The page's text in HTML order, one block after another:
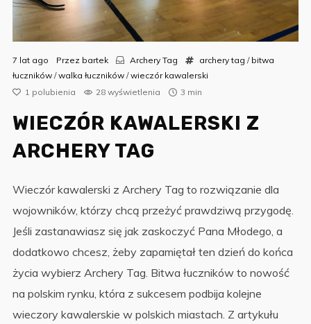
7 lat ago Przez bartek Archery Tag archery tag / bitwa
łuczników/walka łuczników/wieczór kawalerski
1 polubienia 28 wyświetlenia 3 min
WIECZÓR KAWALERSKI Z
ARCHERY TAG
Wieczór kawalerski z Archery Tag to rozwiązanie dla
wojowników, którzy chcą przeżyć prawdziwą przygodę.
Jeśli zastanawiasz się jak zaskoczyć Pana Młodego, a
dodatkowo chcesz, żeby zapamiętał ten dzień do końca
życia wybierz Archery Tag. Bitwa łuczników to nowość
na polskim rynku, która z sukcesem podbija kolejne
wieczory kawalerskie w polskich miastach. Z artykułu